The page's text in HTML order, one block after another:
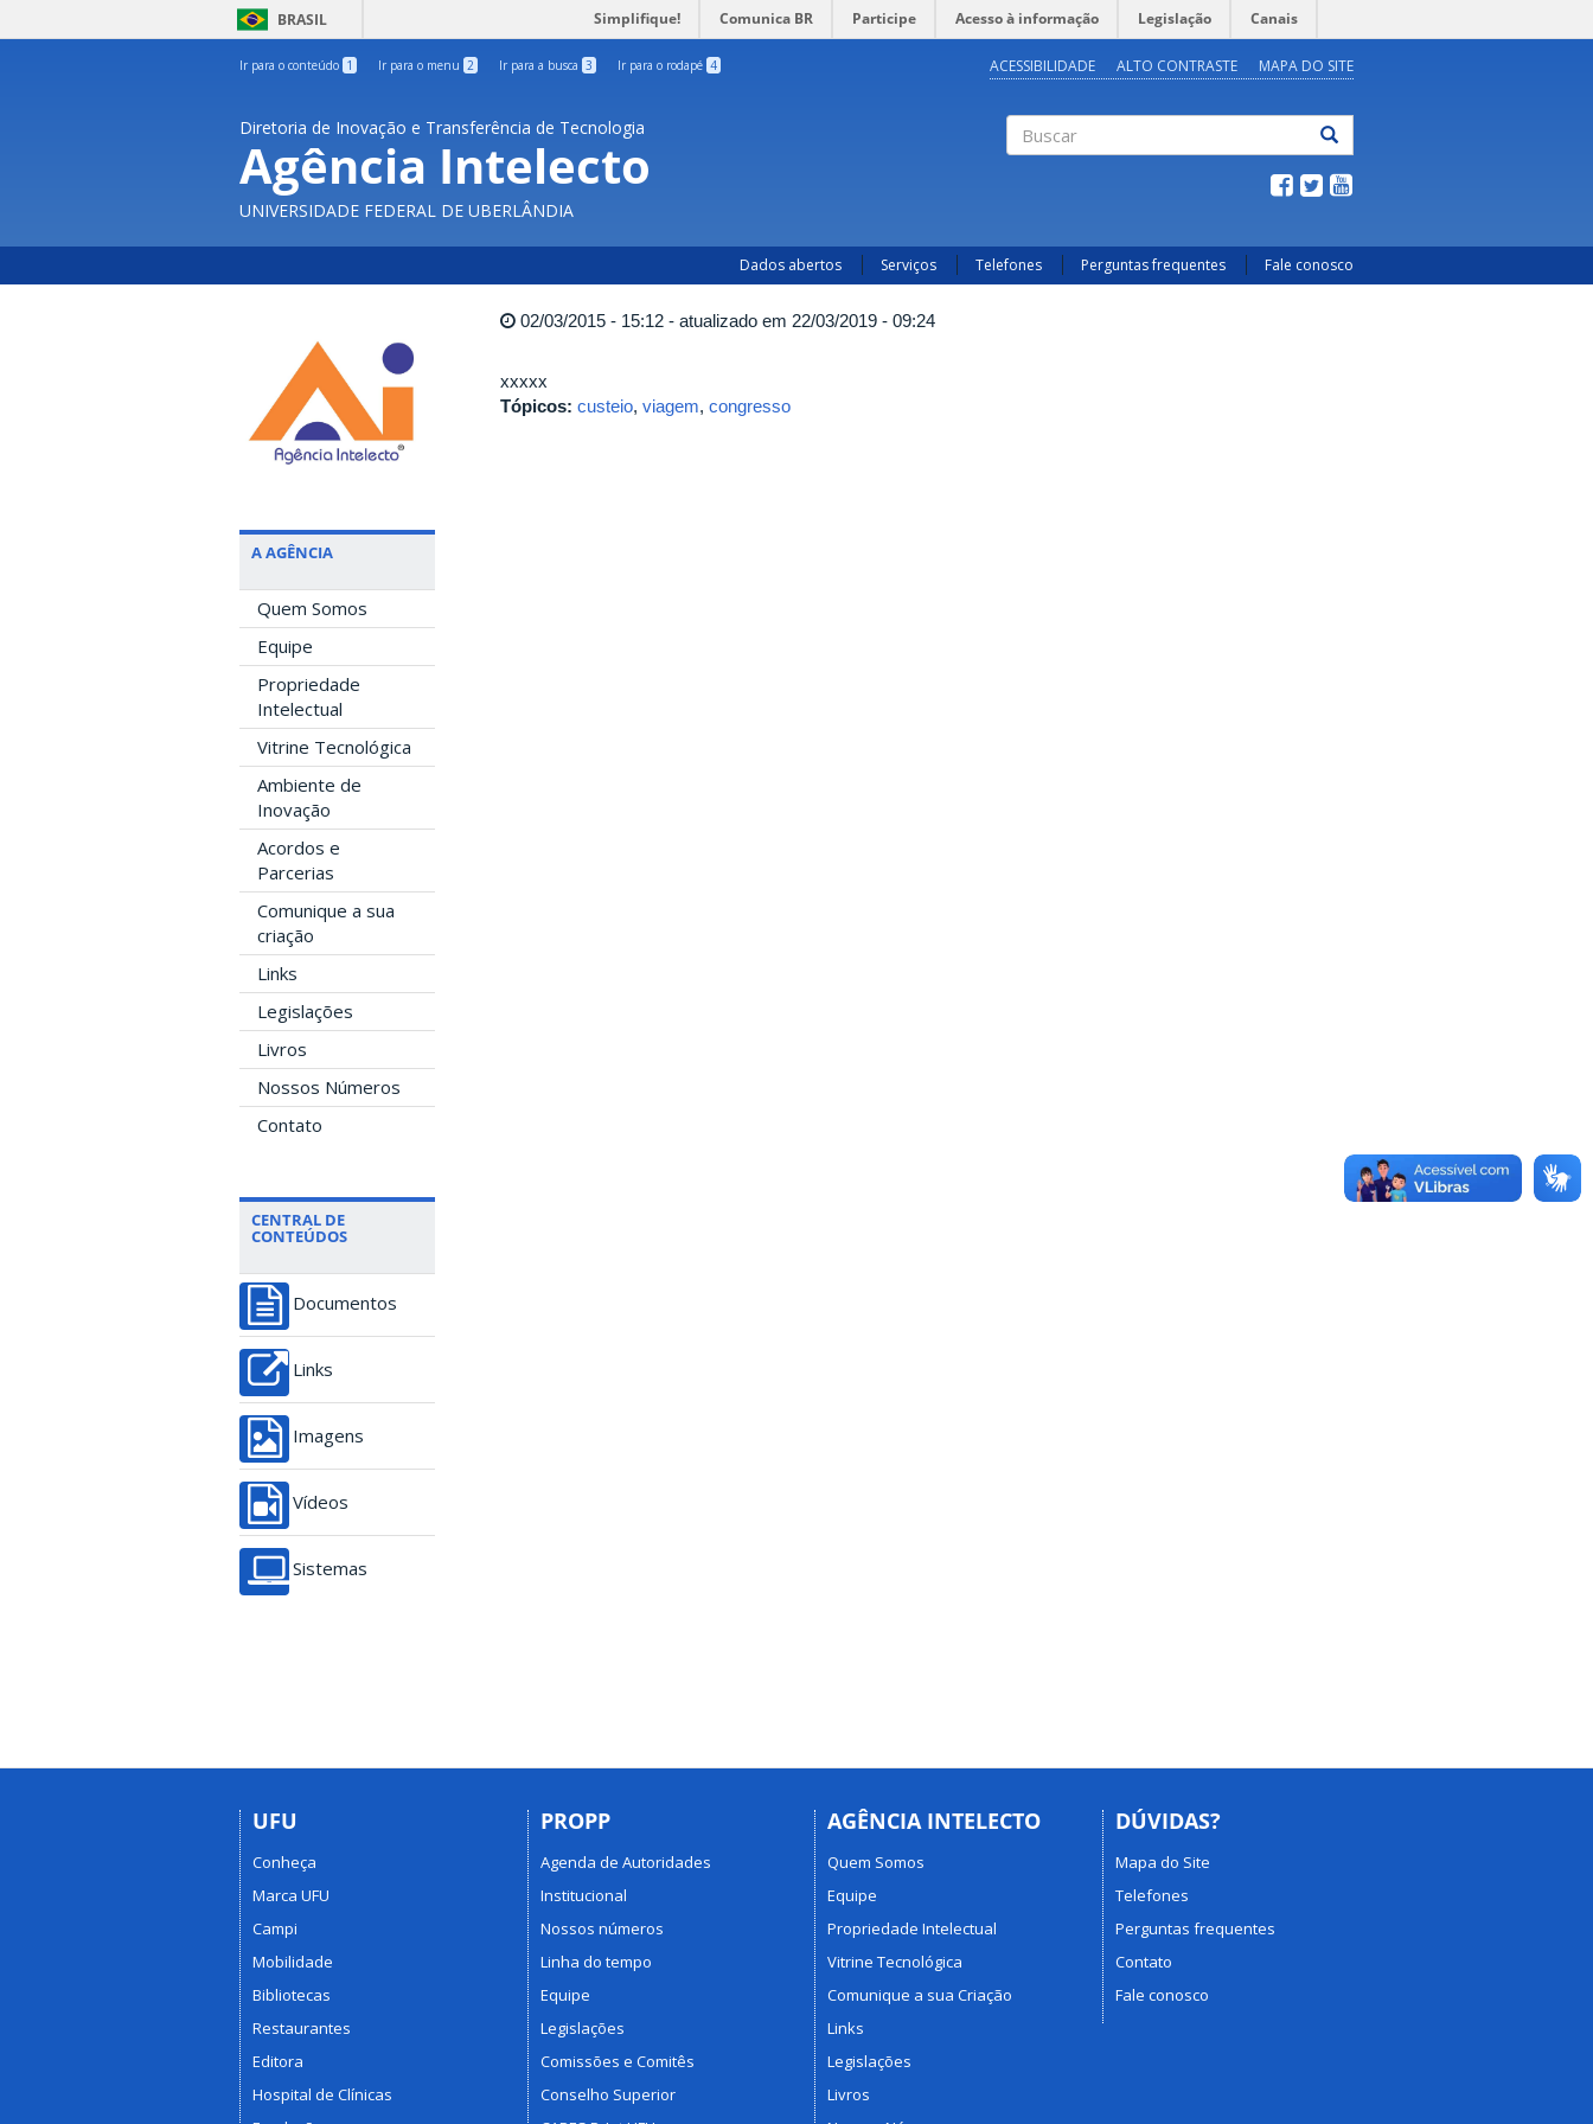
BRASIL Simplifique! Comunica BR Participe Acesso à informação Legislação Canais
Ir para o conteúdo 1 Ir para o menu 2 Ir para a busca 3 Ir para o rodapé 4 ACESSIBILIDADE ALTO CONTRASTE MAPA DO SITE
Diretoria de Inovação e Transferência de Tecnologia
Agência Intelecto
UNIVERSIDADE FEDERAL DE UBERLÂNDIA
Dados abertos Serviços Telefones Perguntas frequentes Fale conosco
A AGÊNCIA
Quem Somos
Equipe
Propriedade
Intelectual
Vitrine Tecnológica
Ambiente de
Inovação
Acordos e
Parcerias
Comunique a sua
criação
Links
Legislações
Livros
Nossos Números
Contato
CENTRAL DE
CONTEÚDOS
Documentos
Links
Imagens
Vídeos
Sistemas
02/03/2015 - 15:12 - atualizado em 22/03/2019 - 09:24
xxxxx
Tópicos: custeio, viagem, congresso
UFU
Conheça
Marca UFU
Campi
Mobilidade
Bibliotecas
Restaurantes
Editora
Hospital de Clínicas
PROPP
Agenda de Autoridades
Institucional
Nossos números
Linha do tempo
Equipe
Legislações
Comissões e Comitês
Conselho Superior
AGÊNCIA INTELECTO
Quem Somos
Equipe
Propriedade Intelectual
Vitrine Tecnológica
Comunique a sua Criação
Links
Legislações
Livros
DÚVIDAS?
Mapa do Site
Telefones
Perguntas frequentes
Contato
Fale conosco